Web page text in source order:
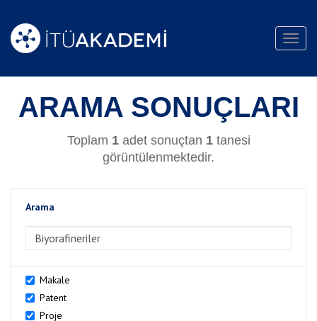
ARAMA SONUÇLARI
Toplam 1adet sonuçtan 1tanesi
görüntülenmektedir.
Arama
Makale
Patent
Proje